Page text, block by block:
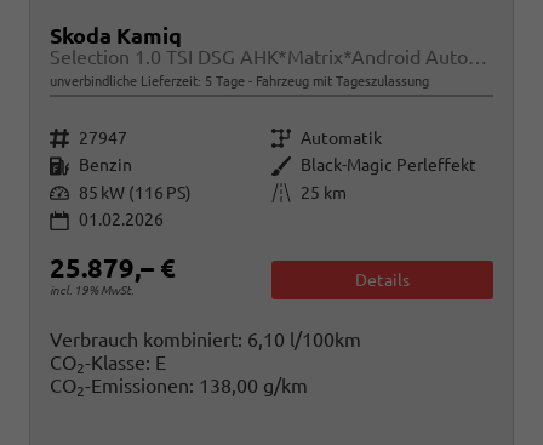
Skoda Kamiq
Selection 1.0 TSI DSG AHK*Matrix*Android Auto*SHZ*Kamera*Keyless*2Z Klimaauto*
unverbindliche Lieferzeit: 5 Tage Fahrzeug mit Tageszulassung
Fahrzeugnr. 27947 Getriebe Automatik
Kraftstoff Benzin Außenfarbe Black-Magic Perleffekt
Leistung 85 kW (116 PS) Kilometerstand
25 km
01.02.2026
25.879,– €
incl. 19% MwSt.
Details
Verbrauch kombiniert: 6,10 l/100km
CO2-Klasse: E
CO2-Emissionen: 138,00 g/km